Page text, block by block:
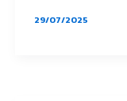
29/07/2025